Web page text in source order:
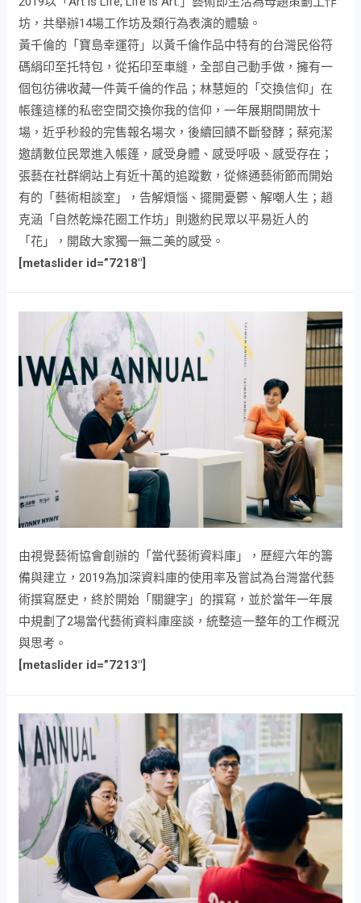
坊，共舉辦14場工作坊及類行為表演的體驗。
黃千倫的「寶島幸運符」以黃千倫作品中特有的台灣民俗符
碼絹印至托特包，從拓印至車縫，全部自己動手做，擁有一
個包彷彿收藏一件黃千倫的作品；林慧姮的「交換信仰」在
帳篷這樣的私密空間交換你我的信仰，一年展期間開放十
場，近乎秒殺的完售報名場次，後續回饋不斷發酵；蔡宛潔
邀請數位民眾進入帳篷，感受身體、感受呼吸、感受存在；
張藝在社群網站上有近十萬的追蹤數，從條通藝術節而開始
有的「藝術相談室」，告解煩惱、擺開憂鬱、解嘲人生；趙
克涵「自然乾燥花圈工作坊」則邀約民眾以平易近人的
「花」，開啟大家獨一無二美的感受。
[metaslider id=”7218″]
由視覺藝術協會創辦的「當代藝術資料庫」，歷經六年的籌
備與建立，2019為加深資料庫的使用率及嘗試為台灣當代藝
術撰寫歷史，終於開始「關鍵字」的撰寫，並於當年一年展
中規劃了2場當代藝術資料庫座談，統整這一整年的工作概況
與思考。
[metaslider id=”7213″]